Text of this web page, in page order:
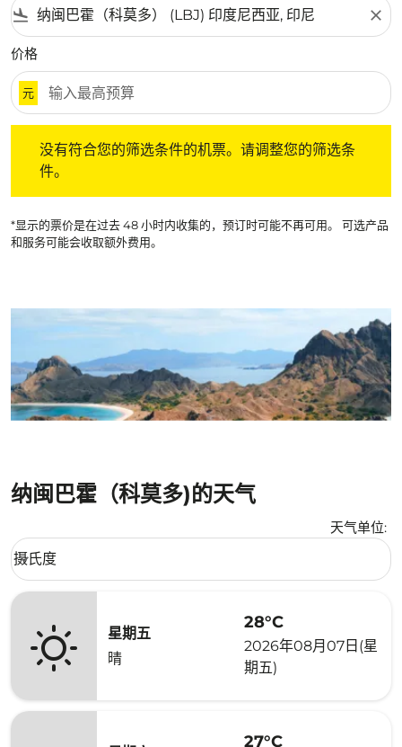
flight_land close
价格
元
没有符合您的筛选条件的机票。请调整您的筛选条
件。
*显示的票价是在过去 48 小时内收集的，预订时可能不再可用。 可选产品
和服务可能会收取额外费用。
纳闽巴霍（科莫多)的天气
天气单位:
Weather unit option 摄氏度 Selected
摄氏度
keyboard_arrow_down
星期五
晴
28°C
2026年08月07日(星
期五)
27°C